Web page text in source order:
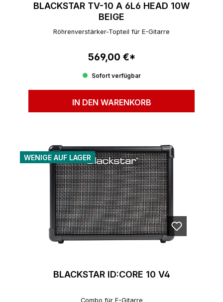
BLACKSTAR TV-10 A 6L6 HEAD 10W
BEIGE
Röhrenverstärker-Topteil für E-Gitarre
Regulärer Preis:
569,00 €*
Sofort verfügbar
IN DEN WARENKORB
WENIGE AUF LAGER
BLACKSTAR ID:CORE 10 V4
Combo für E-Gitarre